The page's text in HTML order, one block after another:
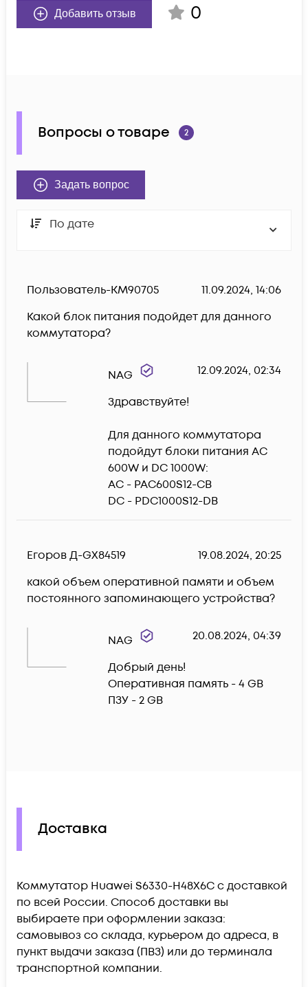
Добавить отзыв 0
Вопросы о товаре 2
Задать вопрос
По дате
Пользователь-KM90705
11.09.2024, 14:06
Какой блок питания подойдет для данного
коммутатора?
NAG 12.09.2024, 02:34
Здравствуйте!
Для данного коммутатора
подойдут блоки питания AC
600W и DC 1000W:
AC - PAC600S12-CB
DC - PDC1000S12-DB
Егоров Д-GX84519
19.08.2024, 20:25
какой объем оперативной памяти и объем
постоянного запоминающего устройства?
NAG 20.08.2024, 04:39
Добрый день!
Оперативная память - 4 GB
ПЗУ - 2 GB
Доставка
Коммутатор Huawei S6330-H48X6C c доставкой
по всей России. Способ доставки вы
выбираете при оформлении заказа:
самовывоз со склада, курьером до адреса, в
пункт выдачи заказа (ПВЗ) или до терминала
транспортной компании.